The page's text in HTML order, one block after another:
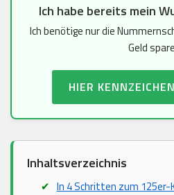
Ich habe bereits mein
Ich benötige nur die
Geld
HIER
Inhaltsverzeichnis
In 4 Schritten zum 125er-